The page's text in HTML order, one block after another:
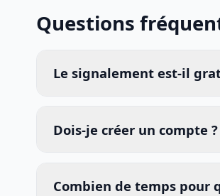
Questions
Le signalement est-il
Dois-je créer un compte ?
Combien de temps pour